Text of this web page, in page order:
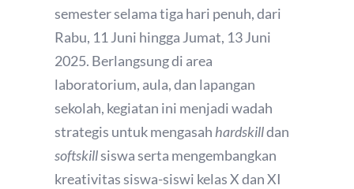
semester selama tiga hari penuh, dari
Rabu, 11 Juni hingga Jumat, 13 Juni
2025. Berlangsung di area
laboratorium, aula, dan lapangan
sekolah, kegiatan ini menjadi wadah
strategis untuk mengasah hardskilldan
softskillsiswa serta mengembangkan
kreativitas siswa-siswi kelas X dan XI